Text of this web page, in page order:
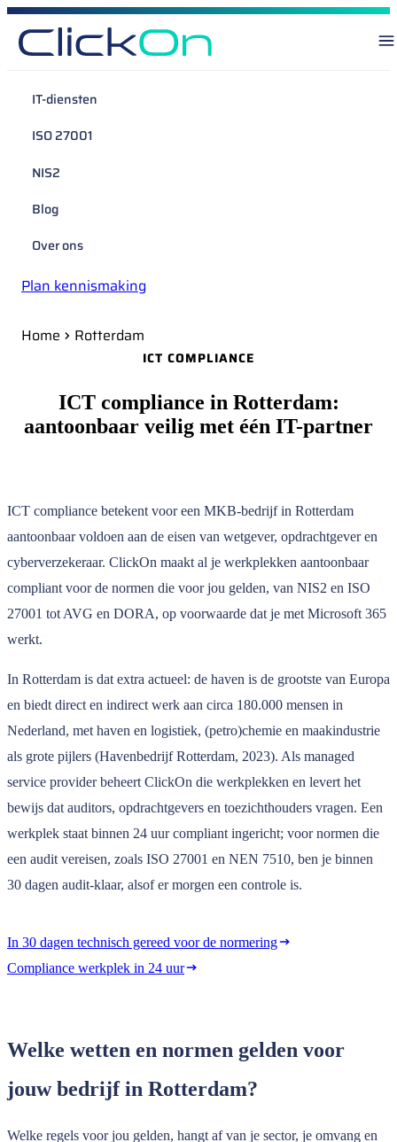
IT-diensten
ISO 27001
NIS2
Blog
Over ons
Plan kennismaking
Home Rotterdam
ICT COMPLIANCE
ICT compliance in Rotterdam:
aantoonbaar veilig met één IT-partner
ICT compliance betekent voor een MKB-bedrijf in Rotterdam
aantoonbaar voldoen aan de eisen van wetgever, opdrachtgever en
cyberverzekeraar. ClickOn maakt al je werkplekken aantoonbaar
compliant voor de normen die voor jou gelden, van NIS2 en ISO
27001 tot AVG en DORA, op voorwaarde dat je met Microsoft 365
werkt.
In Rotterdam is dat extra actueel: de haven is de grootste van Europa
en biedt direct en indirect werk aan circa 180.000 mensen in
Nederland, met haven en logistiek, (petro)chemie en maakindustrie
als grote pijlers (Havenbedrijf Rotterdam, 2023). Als managed
service provider beheert ClickOn die werkplekken en levert het
bewijs dat auditors, opdrachtgevers en toezichthouders vragen. Een
werkplek staat binnen 24 uur compliant ingericht; voor normen die
een audit vereisen, zoals ISO 27001 en NEN 7510, ben je binnen
30 dagen audit-klaar, alsof er morgen een controle is.
In 30 dagen technisch gereed voor de normering
Compliance werkplek in 24 uur
Welke wetten en normen gelden voor
jouw bedrijf in Rotterdam?
Welke regels voor jou gelden, hangt af van je sector, je omvang en